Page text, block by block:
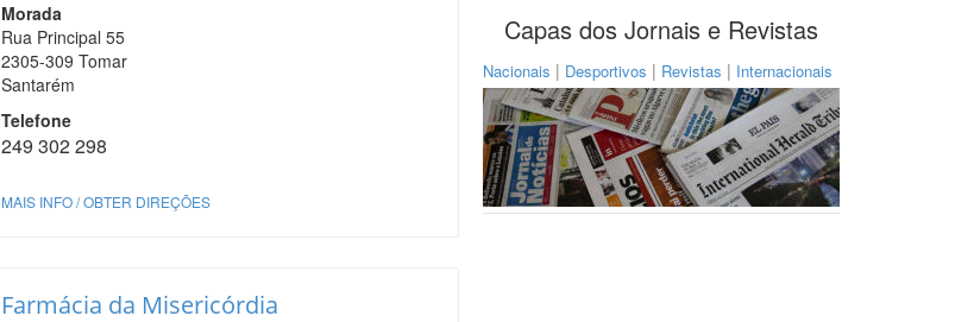
Morada
Rua Principal 55
2305-309 Tomar
Santarém
Telefone
249 302 298
MAIS INFO / OBTER DIREÇÕES
Farmácia da Misericórdia
Capas dos Jornais e Revistas
Nacionais | Desportivos | Revistas | Internacionais